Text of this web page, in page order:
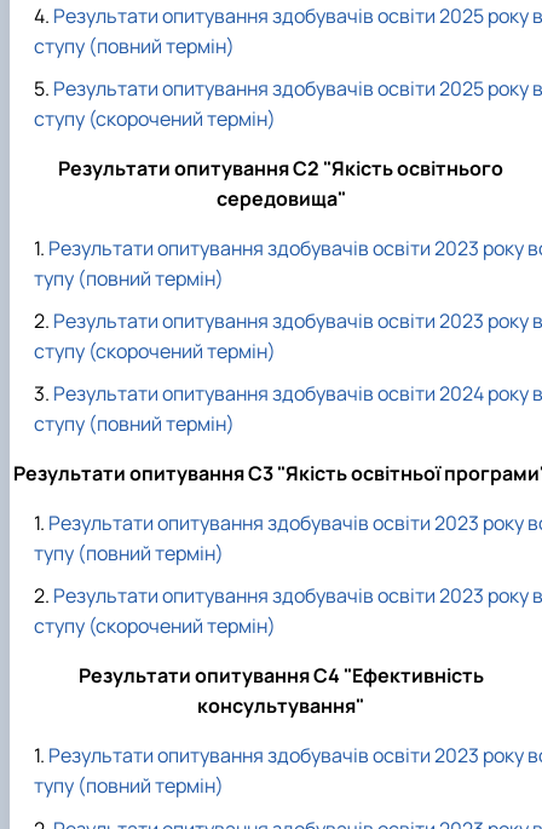
Результати опитування здобувачів освіти 2025 року в
ступу (повний термін)
Результати опитування здобувачів освіти 2025 року в
ступу (скорочений термін)
Результати опитування С2 "Якість освітнього
середовища"
Результати опитування здобувачів освіти 2023 року
тупу (повний термін)
Результати опитування здобувачів освіти 2023 року в
ступу (скорочений термін)
Результати опитування здобувачів освіти 2024 року в
ступу (повний термін)
Результати опитування С3 "Якість освітньої
Результати опитування здобувачів освіти 2023 року
тупу (повний термін)
Результати опитування здобувачів освіти 2023 року в
ступу (скорочений термін)
Результати опитування С4 "Ефективність
консультування"
Результати опитування здобувачів освіти 2023 року
тупу (повний термін)